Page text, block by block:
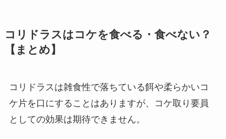
コリドラスはコケを食べる・食べない？
【まとめ】
コリドラスは雑食性で落ちている餌や柔らかいコ
ケ片を口にすることはありますが、コケ取り要員
としての効果は期待できません。